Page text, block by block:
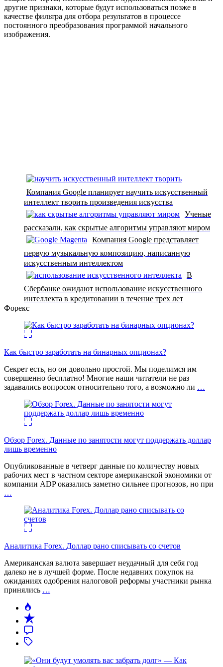
другие признаки, которые будут использоваться позже в
качестве фильтра для отбора результатов в процессе
постоянного преобразования программой начального
изображения.
Компания Google планирует научить искусственный
интеллект творить произведения искусства
Ученые
рассказали, как скрытые алгоритмы управляют миром
Компания Google представляет
первую музыкальную композицию, написанную
искусственным интеллектом
В
Сбербанке ожидают использование искусственного
интеллекта в кредитовании в течение трех лет
Форекс
Как быстро заработать на бинарных опционах?
Секрет есть, но он довольно простой. Мы поделимся им
совершенно бесплатно! Многие наши читатели не раз
задавались вопросом относительно того, а возможно ли …
Обзор Forex. Данные по занятости могут поддержать доллар
лишь временно
Опубликованные в четверг данные по количеству новых
рабочих мест в частном секторе американской экономики от
компании ADP оказались заметно сильнее прогнозов, но при
…
Аналитика Forex. Доллар рано списывать со счетов
Американская валюта завершает неудачный для себя год
далеко не в лучшей форме. После недавних покупок на
ожиданиях одобрения налоговой реформы участники рынка
принялись …